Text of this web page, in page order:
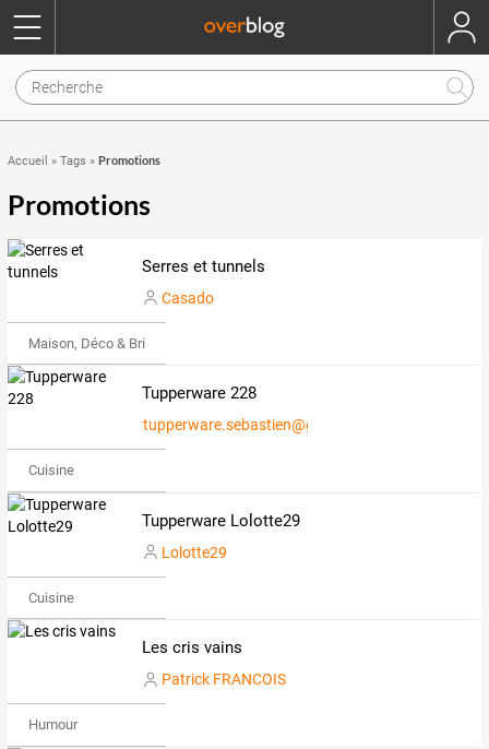
Accueil » Tags » Promotions
Promotions
Serres et tunnels
Casado
Maison, Déco & Bricolage
Tupperware 228
tupperware.sebastien@gmail.com
Cuisine
Tupperware Lolotte29
Lolotte29
Cuisine
Les cris vains
Patrick FRANCOIS
Humour